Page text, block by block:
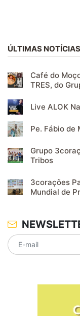
ÚLTIMAS NOTÍCIAS
Café do
TRES, do
Live ALOK
Pe. Fábio de
Grupo
Tribos
3corações
Mundial de